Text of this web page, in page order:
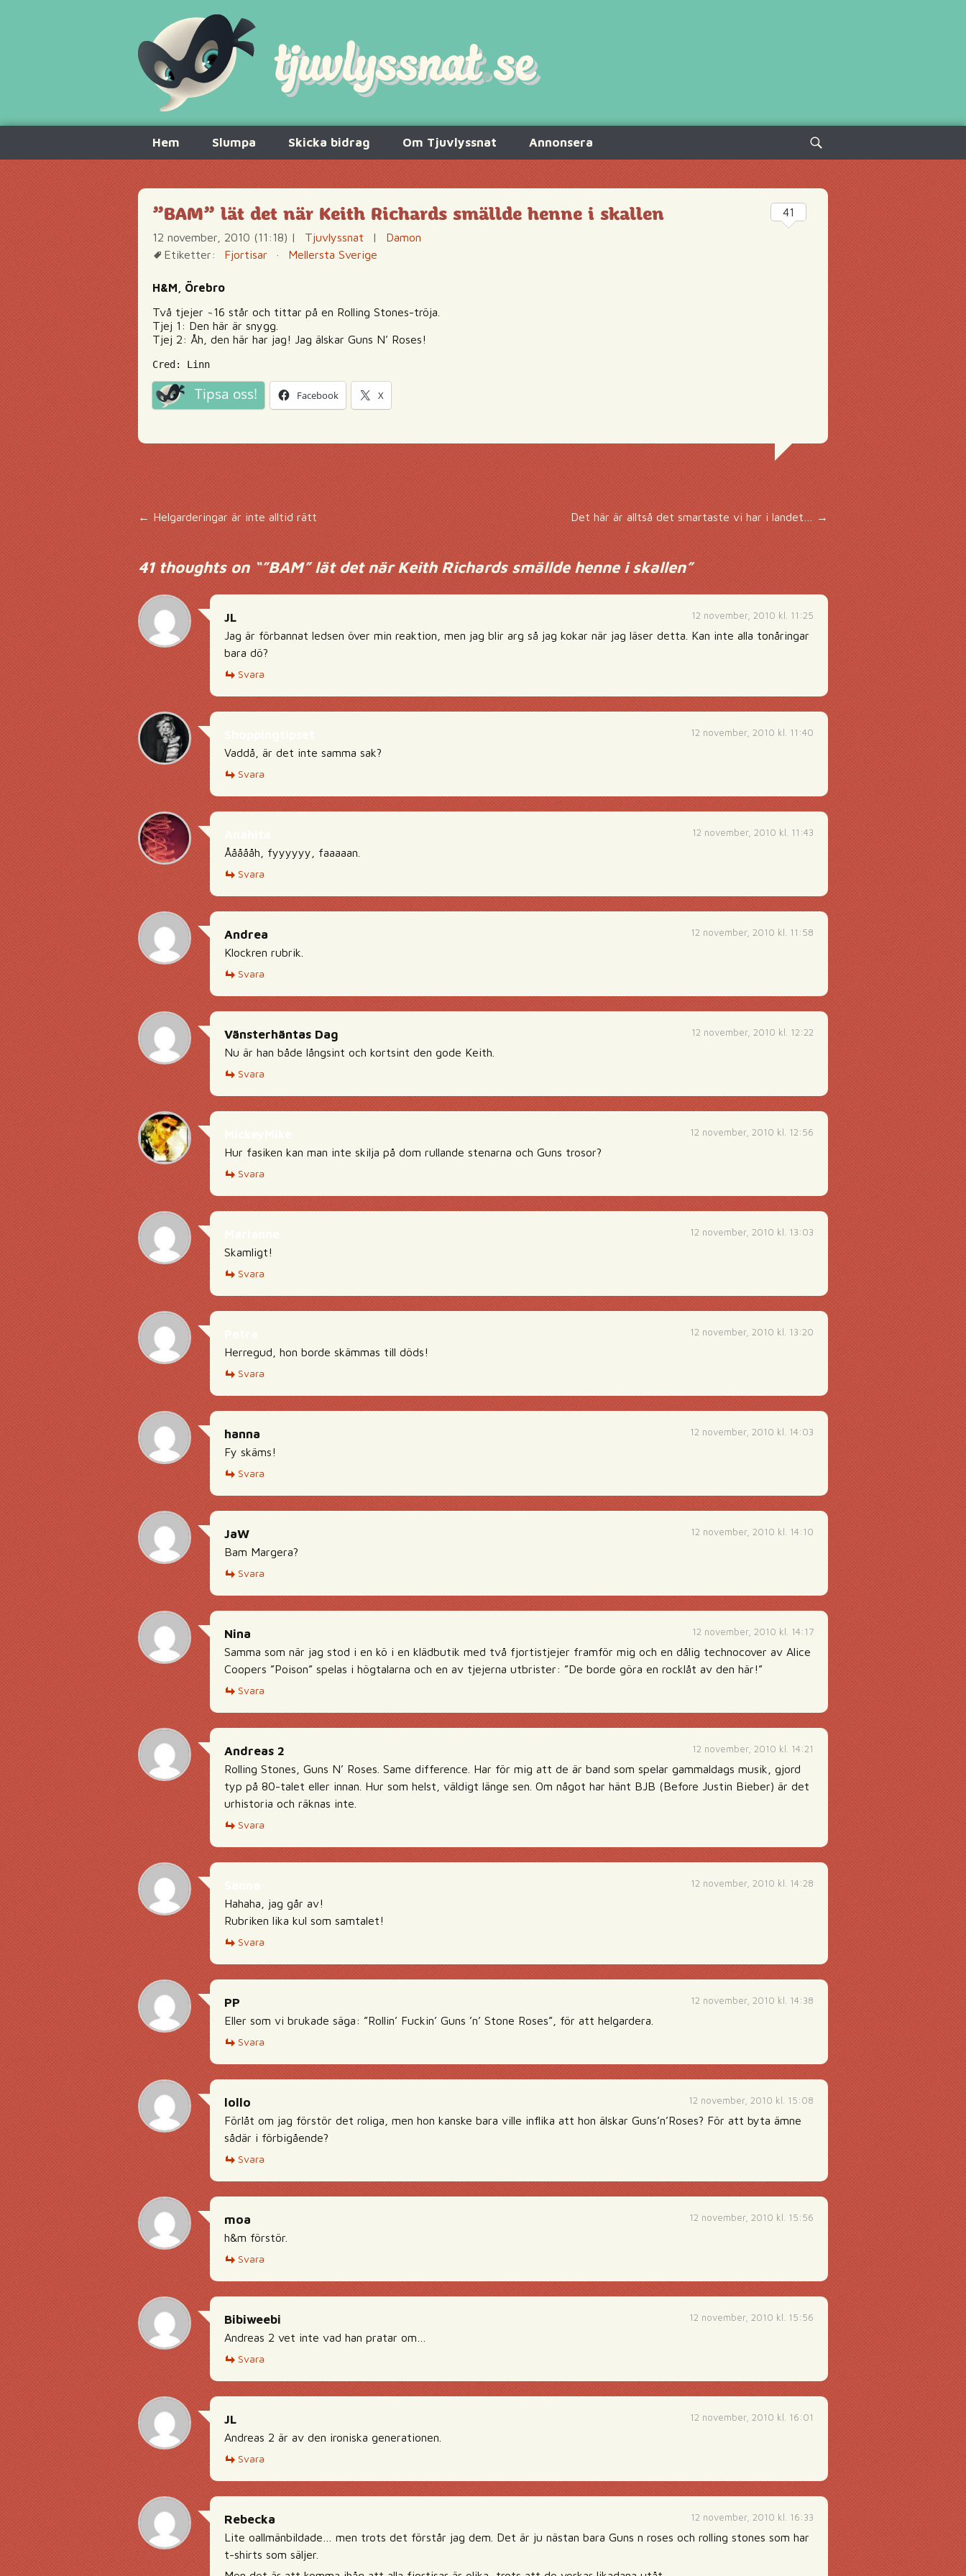
innehåll
Hem Slumpa Skicka bidrag Om Tjuvlyssnat Annonsera
Sök
efter:
”BAM” lät det när Keith Richards smällde henne i skallen
12 november, 2010 (11:18) | Tjuvlyssnat |
Damon
Etiketter:
Fjortisar · Mellersta Sverige
H&M, Örebro
Två tjejer ~16 står och tittar på en Rolling Stones-tröja.
Tjej 1: Den här är snygg.
Tjej 2: Åh, den här har jag! Jag älskar Guns N’ Roses!
Cred: Linn
Tipsa oss! Facebook X
41
Inläggsnavigering
←Helgarderingar är inte alltid rätt Det här är alltså det smartaste vi har i landet… →
41 thoughts on “”BAM” lät det när Keith Richards smällde henne i skallen”
12 november, 2010 kl. 11:25
JL
Jag är förbannat ledsen över min reaktion, men jag blir arg så jag kokar när jag läser detta. Kan inte alla tonåringar
bara dö?
Svara
12 november, 2010 kl. 11:40
Vaddå, är det inte samma sak?
Svara
12 november, 2010 kl. 11:43
Åååååh, fyyyyyy, faaaaan.
Svara
12 november, 2010 kl. 11:58
Andrea
Klockren rubrik.
Svara
12 november, 2010 kl. 12:22
Vänsterhäntas Dag
Nu är han både långsint och kortsint den gode Keith.
Svara
12 november, 2010 kl. 12:56
Hur fasiken kan man inte skilja på dom rullande stenarna och Guns trosor?
Svara
12 november, 2010 kl. 13:03
Skamligt!
Svara
12 november, 2010 kl. 13:20
Herregud, hon borde skämmas till döds!
Svara
12 november, 2010 kl. 14:03
hanna
Fy skäms!
Svara
12 november, 2010 kl. 14:10
JaW
Bam Margera?
Svara
12 november, 2010 kl. 14:17
Nina
Samma som när jag stod i en kö i en klädbutik med två fjortistjejer framför mig och en dålig technocover av Alice
Coopers ”Poison” spelas i högtalarna och en av tjejerna utbrister: ”De borde göra en rocklåt av den här!”
Svara
12 november, 2010 kl. 14:21
Andreas 2
Rolling Stones, Guns N’ Roses. Same difference. Har för mig att de är band som spelar gammaldags musik, gjord
typ på 80-talet eller innan. Hur som helst, väldigt länge sen. Om något har hänt BJB (Before Justin Bieber) är det
urhistoria och räknas inte.
Svara
12 november, 2010 kl. 14:28
Hahaha, jag går av!
Rubriken lika kul som samtalet!
Svara
12 november, 2010 kl. 14:38
PP
Eller som vi brukade säga: ”Rollin’ Fuckin’ Guns ’n’ Stone Roses”, för att helgardera.
Svara
12 november, 2010 kl. 15:08
lollo
Förlåt om jag förstör det roliga, men hon kanske bara ville inflika att hon älskar Guns’n’Roses? För att byta ämne
sådär i förbigående?
Svara
12 november, 2010 kl. 15:56
moa
h&m förstör.
Svara
12 november, 2010 kl. 15:56
Bibiweebi
Andreas 2 vet inte vad han pratar om…
Svara
12 november, 2010 kl. 16:01
JL
Andreas 2 är av den ironiska generationen.
Svara
12 november, 2010 kl. 16:33
Rebecka
Lite oallmänbildade… men trots det förstår jag dem. Det är ju nästan bara Guns n roses och rolling stones som har
t-shirts som säljer.